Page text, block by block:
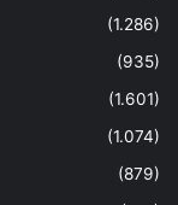
(1.286)
(935)
(1.601)
(1.074)
(879)